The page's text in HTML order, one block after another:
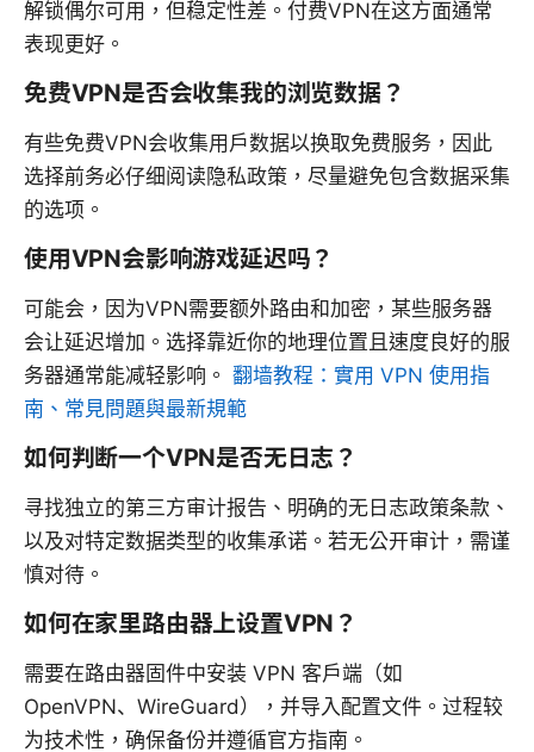
解锁偶尔可用，但稳定性差。付费VPN在这方面通常
表现更好。
免费VPN是否会收集我的浏览数据？
有些免费VPN会收集用户数据以换取免费服务，因此
选择前务必仔细阅读隐私政策，尽量避免包含数据采集
的选项。
使用VPN会影响游戏延迟吗？
可能会，因为VPN需要额外路由和加密，某些服务器
会让延迟增加。选择靠近你的地理位置且速度良好的服
务器通常能减轻影响。 翻墙教程：實用 VPN 使用指
南、常見問題與最新規範
如何判断一个VPN是否无日志？
寻找独立的第三方审计报告、明确的无日志政策条款、
以及对特定数据类型的收集承诺。若无公开审计，需谨
慎对待。
如何在家里路由器上设置VPN？
需要在路由器固件中安装 VPN 客户端（如
OpenVPN、WireGuard），并导入配置文件。过程较
为技术性，确保备份并遵循官方指南。